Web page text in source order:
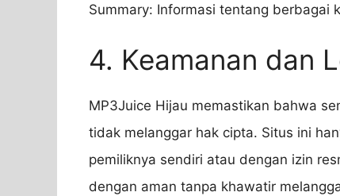
Summary: Informasi tentang berbagai
4. Keamanan dan
MP3Juice Hijau memastikan bahwa
tidak melanggar hak cipta. Situs ini
pemiliknya sendiri atau dengan izin
dengan aman tanpa khawatir